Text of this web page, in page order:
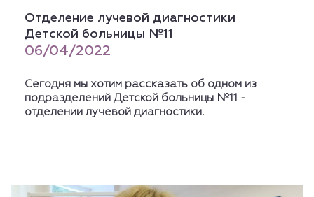
Отделение лучевой диагностики
Детской больницы №11
06/04/2022
Сегодня мы хотим рассказать об одном из
подразделений Детской больницы №11 -
отделении лучевой диагностики.